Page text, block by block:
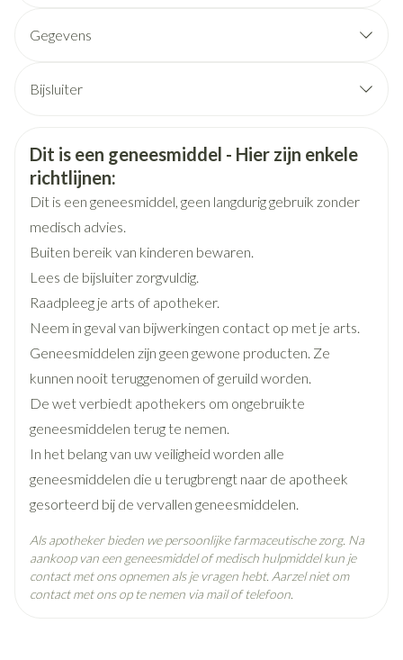
Gegevens
Merken
Breedte
Lengte 269 mm
Bijsluiter
Veiligheidsinformatie
Dit is een geneesmiddel - Hier zijn enkele
richtlijnen:
Dit is een geneesmiddel, geen langdurig gebruik zonder
medisch advies.
Buiten bereik van kinderen bewaren.
Lees de bijsluiter zorgvuldig.
Raadpleeg je arts of apotheker.
Neem in geval van bijwerkingen contact op met je arts.
Geneesmiddelen zijn geen gewone producten. Ze
kunnen nooit teruggenomen of geruild worden.
De wet verbiedt apothekers om ongebruikte
geneesmiddelen terug te nemen.
In het belang van uw veiligheid worden alle
geneesmiddelen die u terugbrengt naar de apotheek
gesorteerd bij de vervallen geneesmiddelen.
Als apotheker bieden we persoonlijke farmaceutische zorg. Na
aankoop van een geneesmiddel of medisch hulpmiddel kun je
contact met ons opnemen als je vragen hebt. Aarzel niet om
contact met ons op te nemen via mail of telefoon.